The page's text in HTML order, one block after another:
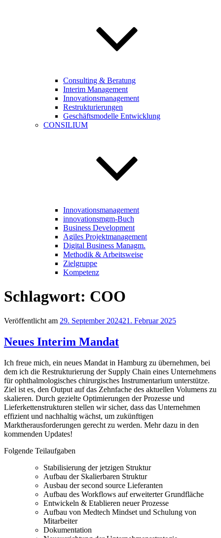
Consulting & Beratung
Interim Management
Innovationsmanagement
Restrukturierungen
Geschäftsmodelle Entwicklung
CONSILIUM
Innovationsmanagement
innovationsmgm-Buch
Business Development
Agiles Projektmanagement
Digital Business Managm.
Methodik & Arbeitsweise
Zielgruppe
Kompetenz
Schlagwort: COO
Veröffentlicht am 29. September 202421. Februar 2025
Neues Interim Mandat
Ich freue mich, ein neues Mandat in Hamburg zu übernehmen, bei
dem ich die Restrukturierung der Supply Chain eines Unternehmens
für ophthalmologisches chirurgisches Instrumentarium unterstütze.
Ziel ist es, den Output auf das Zehnfache des aktuellen Volumens zu
skalieren. Durch gezielte Optimierungen der Prozesse und
Lieferkettenstrukturen stellen wir sicher, dass das Unternehmen
effizient und nachhaltig wächst, um zukünftigen
Marktherausforderungen gerecht zu werden. Mehr dazu in den
kommenden Updates!
Folgende Teilaufgaben
Stabilisierung der jetzigen Struktur
Aufbau der Skalierbaren Struktur
Ausbau der second source Lieferanten
Aufbau des Workflows auf erweiterter Grundfläche
Entwickeln & Etablieren neuer Prozesse
Aufbau von Medtech Mindset und Schulung von
Mitarbeiter
Dokumentation